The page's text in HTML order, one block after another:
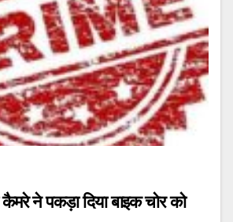
ने पकड़ा दिया बाइक चोर को